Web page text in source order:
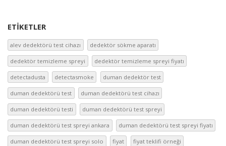
ETIKETLER
alev dedektörü test cihazı dedektör sökme aparatı
dedektör temizleme spreyi dedektör temizleme spreyi fiyatı
detectadusta detectasmoke duman dedektör test
duman dedektörü test duman dedektörü test cihazı
duman dedektörü testi duman dedektörü test spreyi
duman dedektörü test spreyi ankara duman dedektörü test spreyi fiyatı
duman dedektörü test spreyi solo fiyat fiyat teklifi örneği